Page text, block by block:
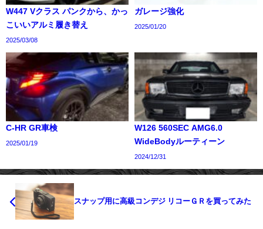
W447 Vクラス パンクから、かっ
こいいアルミ履き替え
2025/03/08
ガレージ強化
2025/01/20
C-HR GR車検
2025/01/19
W126 560SEC AMG6.0
WideBodyルーティーン
2024/12/31
スナップ用に高級コンデジ リコーＧＲを買ってみた